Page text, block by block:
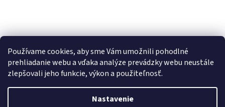
Používame cookies, aby sme Vám umožnili pohodlné
prehliadanie webu a vďaka analýze prevádzky webu neustále
zlepšovali jeho funkcie, výkon a použiteľnosť.
Nastavenie